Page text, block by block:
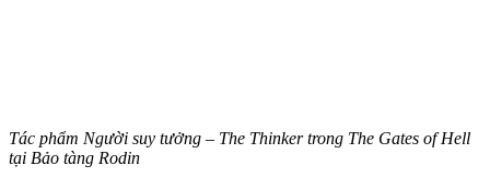
Tác phẩm Người suy tưởng – The Thinker trong The Gates of Hell
tại Bảo tàng Rodin